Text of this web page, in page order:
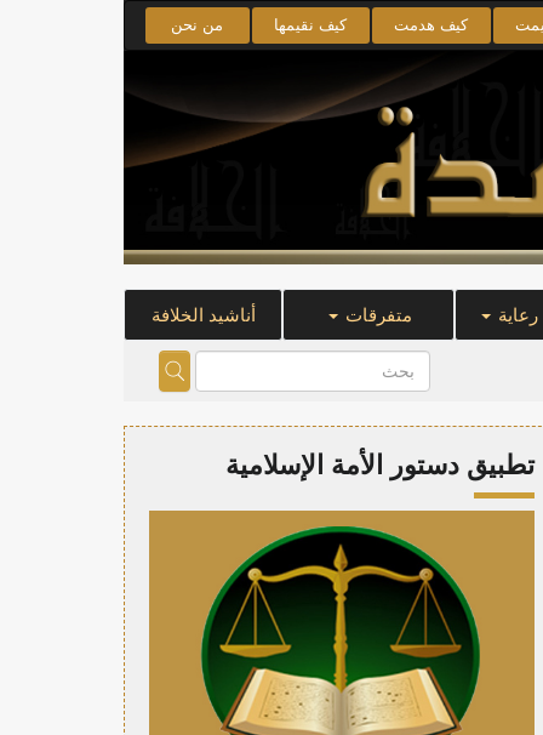
كيف هدمت كيف نقيمها من نحن
متفرقات أناشيد الخلافة
تطبيق دستور الأمة الإسلامية